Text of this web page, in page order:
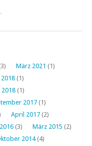
März 2021 (1)
(1)
2018 (1)
2017 (1)
April 2017 (2)
(3) März 2015 (2)
2014(4)